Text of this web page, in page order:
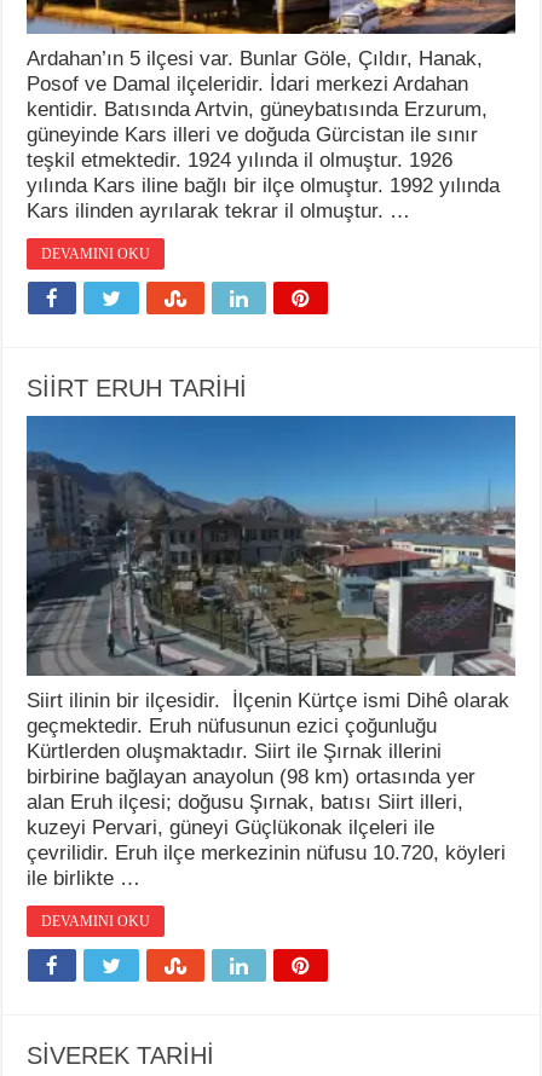
Ardahan’ın 5 ilçesi var. Bunlar Göle, Çıldır, Hanak,
Posof ve Damal ilçeleridir. İdari merkezi Ardahan
kentidir. Batısında Artvin, güneybatısında Erzurum,
güneyinde Kars illeri ve doğuda Gürcistan ile sınır
teşkil etmektedir. 1924 yılında il olmuştur. 1926
yılında Kars iline bağlı bir ilçe olmuştur. 1992 yılında
Kars ilinden ayrılarak tekrar il olmuştur. …
DEVAMINI OKU
SİİRT ERUH TARİHİ
Siirt ilinin bir ilçesidir. İlçenin Kürtçe ismi Dihê olarak
geçmektedir. Eruh nüfusunun ezici çoğunluğu
Kürtlerden oluşmaktadır. Siirt ile Şırnak illerini
birbirine bağlayan anayolun (98 km) ortasında yer
alan Eruh ilçesi; doğusu Şırnak, batısı Siirt illeri,
kuzeyi Pervari, güneyi Güçlükonak ilçeleri ile
çevrilidir. Eruh ilçe merkezinin nüfusu 10.720, köyleri
ile birlikte …
DEVAMINI OKU
SİVEREK TARİHİ